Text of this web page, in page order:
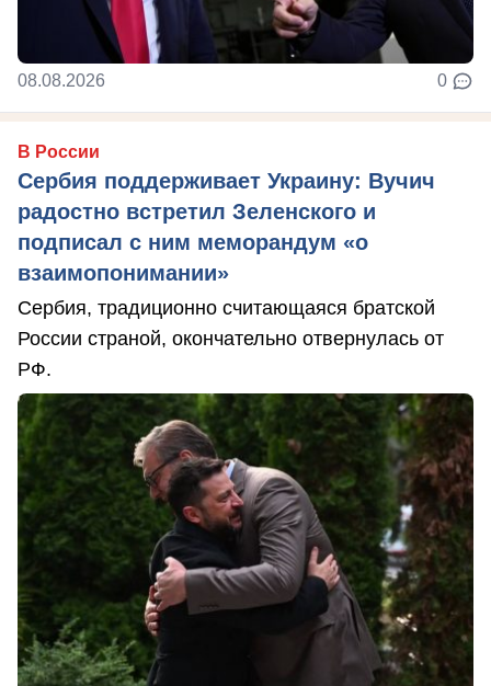
08.08.2026 0
В России
Сербия поддерживает Украину: Вучич
радостно встретил Зеленского и
подписал с ним меморандум «о
взаимопонимании»
Сербия, традиционно считающаяся братской
России страной, окончательно отвернулась от
РФ.